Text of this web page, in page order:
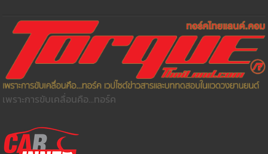
เพราะการขับเคลื่อนคือ...ทอร์ค